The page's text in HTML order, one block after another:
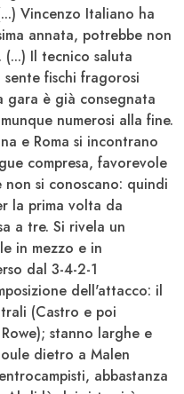
Vincenzo Italiano ha
annata, potrebbe non
(...) Il tecnico saluta
fischi fragorosi
è già consegnata
numerosi alla fine.
e Roma si incontrano
compresa, favorevole
si conoscano: quindi
la prima volta da
a tre. Si rivela un
in mezzo e in
dal 3-4-2-1
dell'attacco: il
(Castro e poi
Rowe); stanno larghe e
dietro a Malen
abbastanza